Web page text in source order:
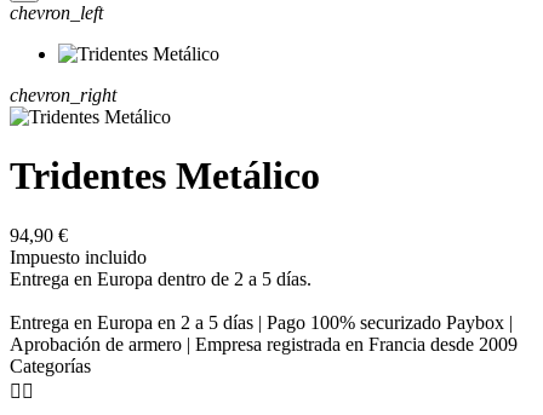
chevron_left
chevron_right
Tridentes Metálico
94,90 €
Impuesto incluido
Entrega en Europa dentro de 2 a 5 días.
Entrega en Europa en 2 a 5 días | Pago 100% securizado Paybox |
Aprobación de armero | Empresa registrada en Francia desde 2009
Categorías
 